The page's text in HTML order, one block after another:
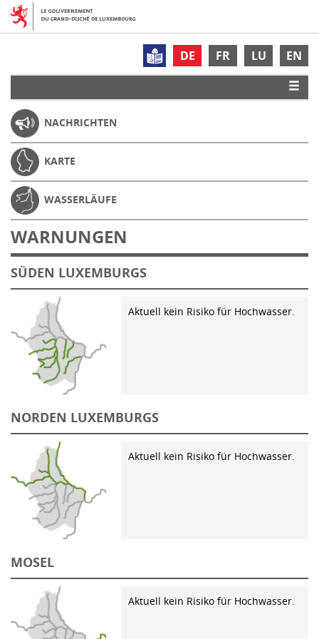
DE FR LU EN
NACHRICHTEN
KARTE
WASSERLÄUFE
WARNUNGEN
SÜDEN LUXEMBURGS
Aktuell kein Risiko für Hochwasser.
NORDEN LUXEMBURGS
Aktuell kein Risiko für Hochwasser.
MOSEL
Aktuell kein Risiko für Hochwasser.